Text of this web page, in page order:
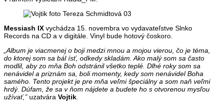
Messiash IX vychádza 15. novembra vo vydavateľstve Slnko
Records na CD a v digitále. Vinyl bude hotový čoskoro.
„Album je viacmenej o boji medzi mnou a mojou vierou, čo je téma,
do ktorej som sa bál ísť, odkedy skladám. Ako malý som sa často
modlil, aby zo mňa Boh odstránil všetko teplé. Dlhé roky som sa
nenávidel a priznám sa, boli momenty, kedy som nenávidel Boha
samého. Tento projekt je pre mňa veľmi špeciálny a som naň veľmi
hrdý. Dúfam, že sa v ňom nájdete a budete ho s otvorenou mysľou
užívať,” uzatvára Vojtik